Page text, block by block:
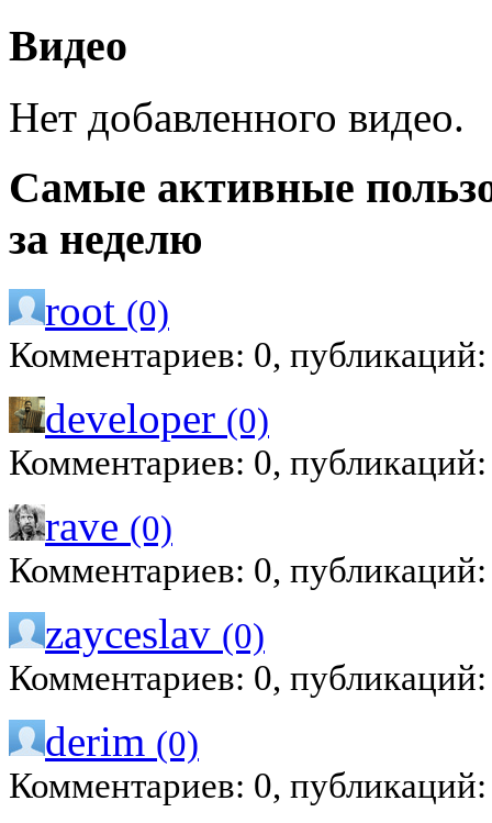
Видео
Нет добавленного видео.
Самые активные
за неделю
root (0)
Комментариев: 0,
developer (0)
Комментариев: 0,
rave (0)
Комментариев: 0,
zayceslav (0)
Комментариев: 0,
derim (0)
Комментариев: 0,